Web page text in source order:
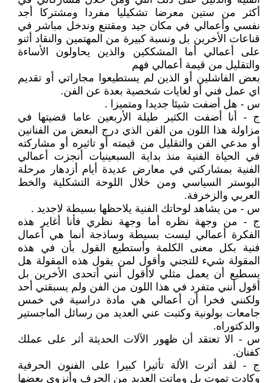
أكثر من ستين معرضا تشكيليا مفردا ومشتركا أجد
نفسي وأعمالي في مكان جيد ومقتنع وندخل مباشر في
قناعات الأخرين بل ونسبة كبيرة من المهتمين والنقاد أثنو
على أعمالي أما المشككين والذين يحاولون الأساءة
والتقليل من قيمة أعمالي فهم
بعض الفاشلين أو الذين لم يستطيعوا مجاراتي أو تقديم
اي عمل فني أو لغايات شخصية بعدة عن الفن.
س - هل أضفت شيئا جديدا ومتميزا .
ج - أنا أضفت الكثير طيلة الأربعين عاما قضيتها في
مزاولة هذا اللون من الفن الذي درج البعض من الفنانين
أو مدعي الفن والتقليل من قيمته أو تاثيره أو مشاركته
في الحياة الفنية منذ بداية السبعينيات أنجزت أعمالي
الفنية بمشاركتي في معارض عديدة أيام أزدهار مرحلة
البوستر السياسي ومن خلال اللوحة التشكلية والخط
العربي والزخرفة.
س - من يشاهد لوحاتك الفنية يلاحظها بسيطة لاجديد .
ج - من وجهة نظره أما وجهة نظري فأنا أغاير هذه
الفكرة أعمالي ليست بسيطة وساذجة أنما هي أعمال
فنية بكل معنى الكلمة وأستطيع القول بأن في هذه
المقولة شيء للتجني وأقول لمن يقول هذه المقولة هل
يسطيع أن يعمل مثلي لاأقول أنني أتحدى الأخرين بل
أقول أنني متفرد في هذا اللون من الفن ولم يسبقتي أحد
ولكنني فخرا أن أعمالي هي مادة دراسية في خمس
جامعات بولونية وكتبت عني العديد من رسائل الماجستير
والدكتوراه.
س - الا تعتقد أن ظهور الآلات الحديثة أثر على عملك
كفنان.
ج - لقد أثرت الألة تأثيرا كبيرا على الفنون الحرفية
وكادت تموت بل وماتت العديد من الحرف وأنزوى بعضها